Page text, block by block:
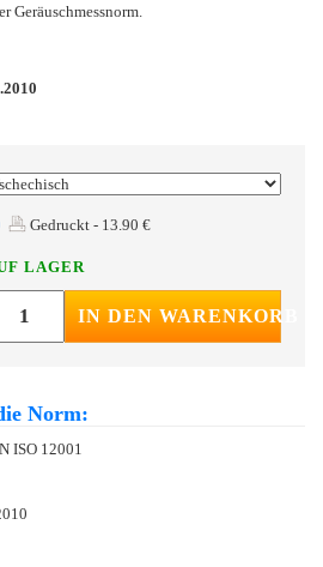
Geräuschmessnorm.
Gedruckt - 13.90 €
LAGER
IN DEN WARENKORB
Norm:
ISO 12001